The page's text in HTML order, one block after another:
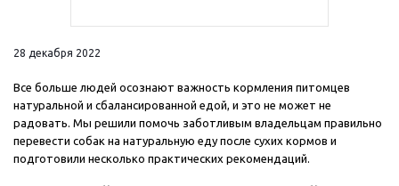
28 декабря 2022
Все больше людей осознают важность кормления питомцев
натуральной и сбалансированной едой, и это не может не
радовать. Мы решили помочь заботливым владельцам правильно
перевести собак на натуральную еду после сухих кормов и
подготовили несколько практических рекомендаций.